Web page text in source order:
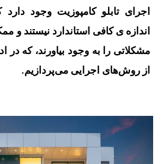
اجرای تابلو کامپوزیت وجود
اندازه ی کافی استاندارد نیستند
مشکلاتی را به وجود بیاورند، که در
از روش‌های اجرایی می‌پردازیم.